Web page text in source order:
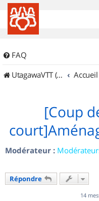
FAQ
UtagawaVTT (Randos VTT et VTTAE avec traces GPS)
[Coup
Modérateur :
Répondre
14